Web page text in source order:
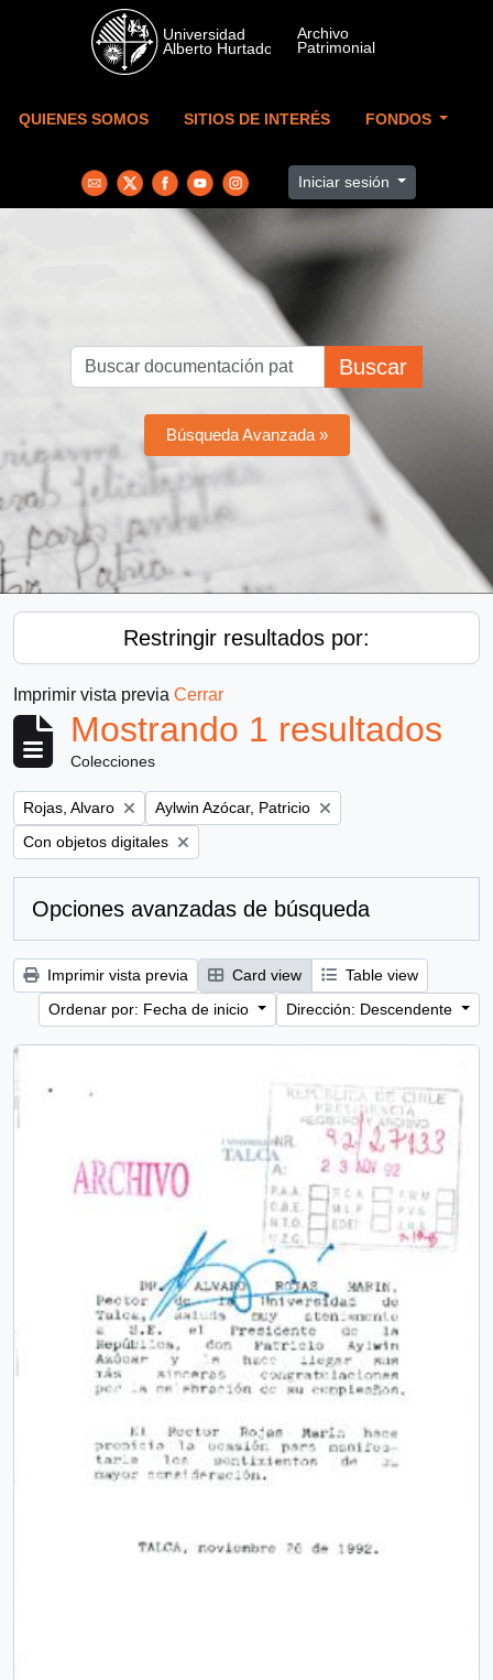
Skip to main content
QUIENES SOMOS SITIOS DE INTERÉS FONDOS
Iniciar sesión
Buscar
Búsqueda Avanzada »
Restringir resultados por:
Imprimir vista previa Cerrar
Mostrando 1 resultados
Colecciones
Remove filter:
Rojas, Alvaro Remove filter:
Aylwin Azócar, Patricio
Remove filter:
Con objetos digitales
Opciones avanzadas de búsqueda
Imprimir vista previa Card view
Table view
Ordenar por: Fecha de inicio
Dirección: Descendente